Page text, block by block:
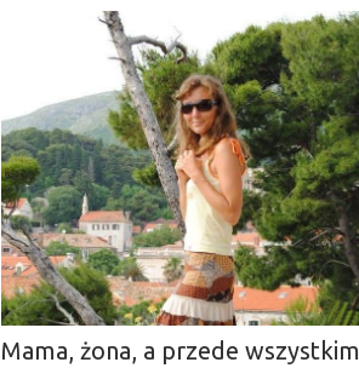
Mama, żona, a przede wszystkim